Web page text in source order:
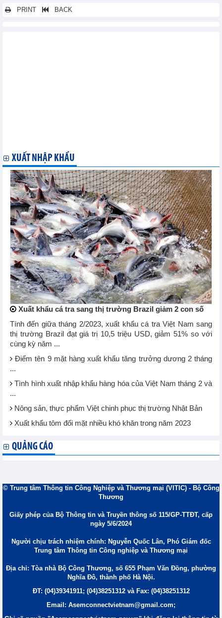
PRINT BACK
XUẤT NHẬP KHẨU
Xuất khẩu cá tra sang thị trường Brazil giảm 2 con số
Tính đến giữa tháng 2/2023, xuất khẩu cá tra Việt Nam sang
thị trường Brazil đạt giá trị 10,5 triệu USD, giảm 51% so với
cùng kỳ năm ...
Điểm tên 9 mặt hàng xuất khẩu tăng trưởng dương 2 tháng
...
Tình hình xuất nhập khẩu hàng hóa của Việt Nam tháng 2 và
...
Nông sản, thực phẩm Việt chinh phục thị trường Nhật Bản
Xuất khẩu tôm đối mặt nhiều khó khăn trong năm 2023
QUẢNG CÁO
© Trung tâm Thông tin Công Nghiệp và Thương mại (VITIC) - Bộ Công
Thương
Giấy phép của Bộ Thông tin và Truyền thông số 115/GP-TTĐT, cấp
ngày 5/6/2024
Người chịu trách nhiệm chính: Nguyễn Quốc Lân, Phó Giám đốc
Trung tâm Thông tin Công nghiệp và Thương mại
Địa chỉ: Tòa nhà Bộ Công Thương, số 655 Phạm Văn Đồng, phường
Nghĩa Đô, thành phố Hà Nội.
ĐT: (04)39341911; (04)38251312 và Fax: (04)38251312
Email: Asemconnectvietnam@gmail.com;